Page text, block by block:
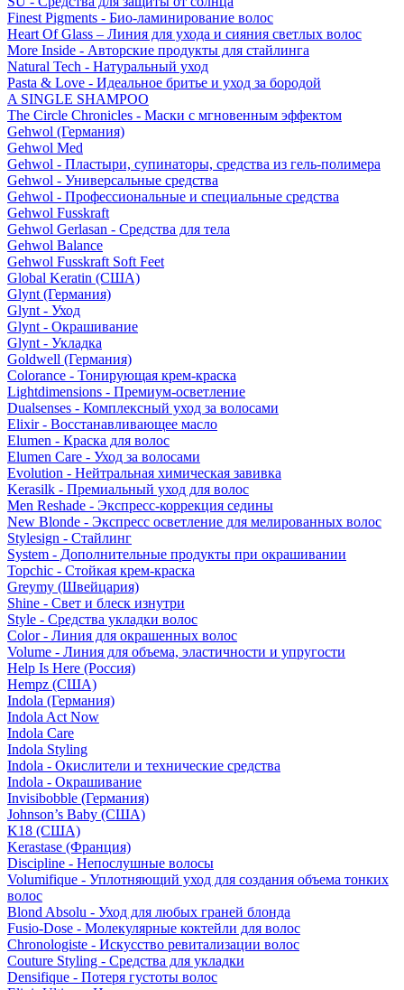
Finest Pigments - Био-ламинирование волос
Heart Of Glass – Линия для ухода и сияния светлых волос
More Inside - Авторские продукты для стайлинга
Natural Tech - Натуральный уход
Pasta & Love - Идеальное бритье и уход за бородой
A SINGLE SHAMPOO
The Circle Chronicles - Маски с мгновенным эффектом
Gehwol (Германия)
Gehwol Med
Gehwol - Пластыри, супинаторы, средства из гель-полимера
Gehwol - Универсальные средства
Gehwol - Профессиональные и специальные средства
Gehwol Fusskraft
Gehwol Gerlasan - Средства для тела
Gehwol Balance
Gehwol Fusskraft Soft Feet
Global Keratin (США)
Glynt (Германия)
Glynt - Уход
Glynt - Окрашивание
Glynt - Укладка
Goldwell (Германия)
Colorance - Тонирующая крем-краска
Lightdimensions - Премиум-осветление
Dualsenses - Комплексный уход за волосами
Elixir - Восстанавливающее масло
Elumen - Краска для волос
Elumen Care - Уход за волосами
Evolution - Нейтральная химическая завивка
Kerasilk - Премиальный уход для волос
Men Reshade - Экспресс-коррекция седины
New Blonde - Экспресс осветление для мелированных волос
Stylesign - Стайлинг
System - Дополнительные продукты при окрашивании
Topchic - Стойкая крем-краска
Greymy (Швейцария)
Shine - Свет и блеск изнутри
Style - Средства укладки волос
Color - Линия для окрашенных волос
Volume - Линия для объема, эластичности и упругости
Help Is Here (Россия)
Hempz (США)
Indola (Германия)
Indola Act Now
Indola Care
Indola Styling
Indola - Окислители и технические средства
Indola - Окрашивание
Invisibobble (Германия)
Johnson’s Baby (США)
K18 (США)
Kerastase (Франция)
Discipline - Непослушные волосы
Volumifique - Уплотняющий уход для создания объема тонких
волос
Blond Absolu - Уход для любых граней блонда
Fusio-Dose - Молекулярные коктейли для волос
Chronologiste - Искусство ревитализации волос
Couture Styling - Средства для укладки
Densifique - Потеря густоты волос